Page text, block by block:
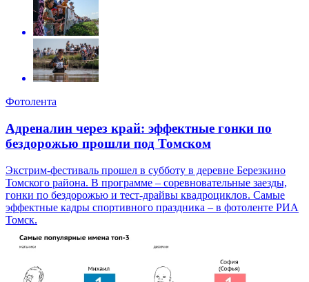
Фотолента
Адреналин через край: эффектные гонки по
бездорожью прошли под Томском
Экстрим-фестиваль прошел в субботу в деревне Березкино
Томского района. В программе – соревновательные заезды,
гонки по бездорожью и тест-драйвы квадроциклов. Самые
эффектные кадры спортивного праздника – в фотоленте РИА
Томск.